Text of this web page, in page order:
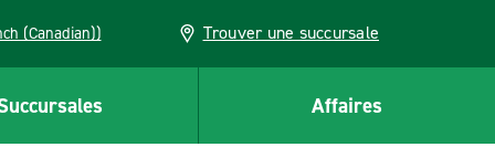
(Canadian)) Trouver une succursale
Affaires